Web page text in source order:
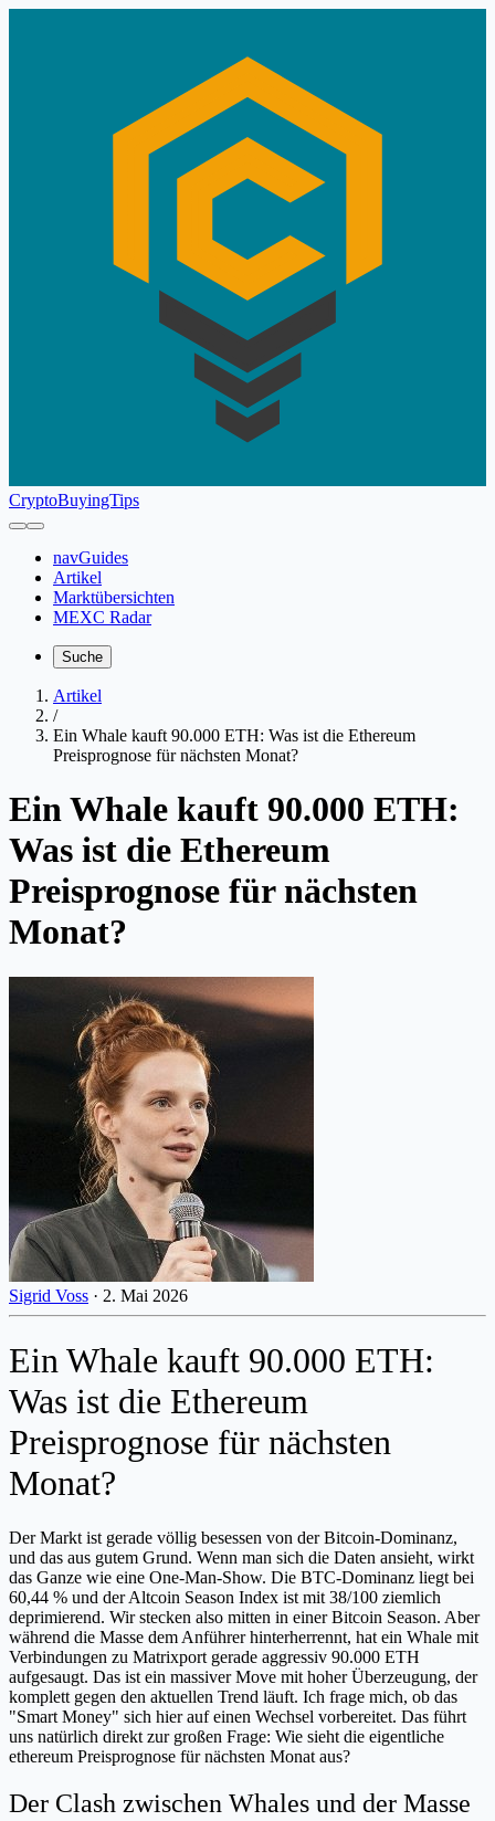
CryptoBuyingTips
navGuides
Artikel
Marktübersichten
MEXC Radar
Suche
Artikel
/
Ein Whale kauft 90.000 ETH: Was ist die Ethereum
Preisprognose für nächsten Monat?
Ein Whale kauft 90.000 ETH:
Was ist die Ethereum
Preisprognose für nächsten
Monat?
Sigrid Voss · 2. Mai 2026
Ein Whale kauft 90.000 ETH:
Was ist die Ethereum
Preisprognose für nächsten
Monat?
Der Markt ist gerade völlig besessen von der Bitcoin-Dominanz,
und das aus gutem Grund. Wenn man sich die Daten ansieht, wirkt
das Ganze wie eine One-Man-Show. Die BTC-Dominanz liegt bei
60,44 % und der Altcoin Season Index ist mit 38/100 ziemlich
deprimierend. Wir stecken also mitten in einer Bitcoin Season. Aber
während die Masse dem Anführer hinterherrennt, hat ein Whale mit
Verbindungen zu Matrixport gerade aggressiv 90.000 ETH
aufgesaugt. Das ist ein massiver Move mit hoher Überzeugung, der
komplett gegen den aktuellen Trend läuft. Ich frage mich, ob das
"Smart Money" sich hier auf einen Wechsel vorbereitet. Das führt
uns natürlich direkt zur großen Frage: Wie sieht die eigentliche
ethereum Preisprognose für nächsten Monat aus?
Der Clash zwischen Whales und der Masse